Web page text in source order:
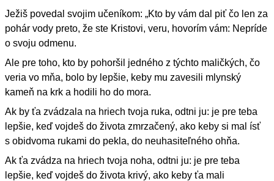
Ježiš povedal svojim učeníkom: „Kto by vám dal piť čo len za
pohár vody preto, že ste Kristovi, veru, hovorím vám: Nepríde
o svoju odmenu.
Ale pre toho, kto by pohoršil jedného z týchto maličkých, čo
veria vo mňa, bolo by lepšie, keby mu zavesili mlynský
kameň na krk a hodili ho do mora.
Ak by ťa zvádzala na hriech tvoja ruka, odtni ju: je pre teba
lepšie, keď vojdeš do života zmrzačený, ako keby si mal ísť
s obidvoma rukami do pekla, do neuhasiteľného ohňa.
Ak ťa zvádza na hriech tvoja noha, odtni ju: je pre teba
lepšie, keď vojdeš do života krivý, ako keby ťa mali